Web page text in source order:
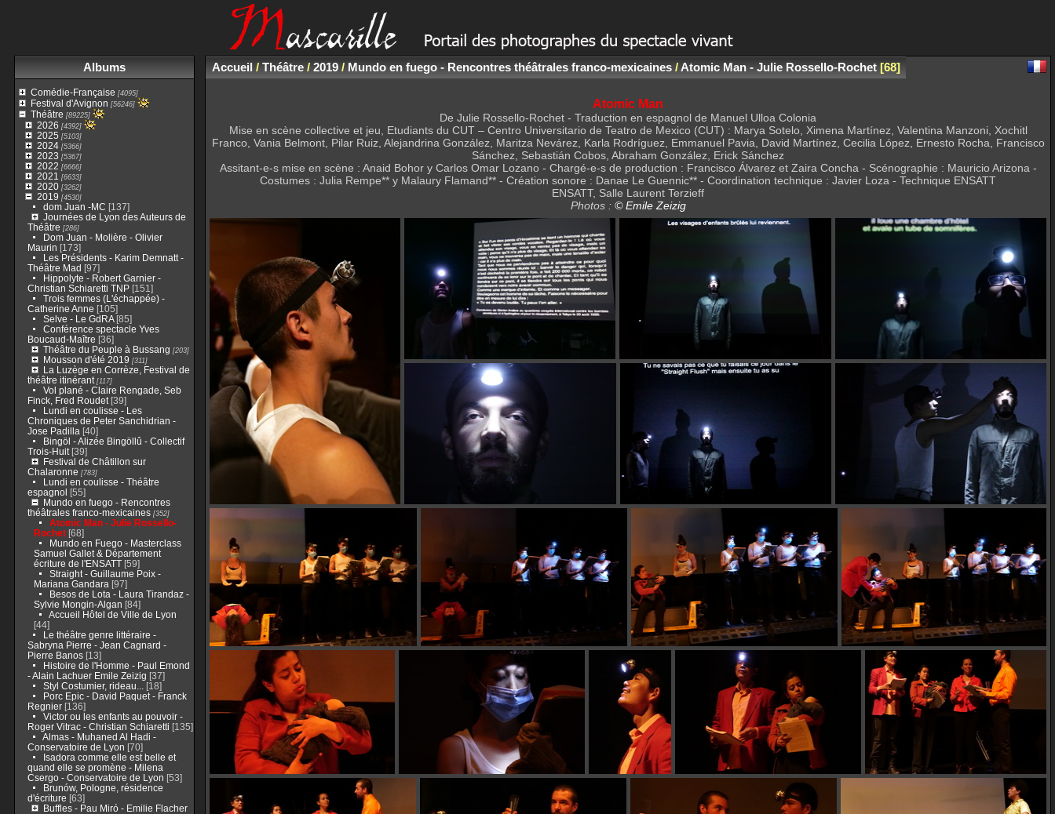
Albums
Comédie-Française [4095]
Festival d'Avignon [56246]
Théâtre [89225]
2026 [4392]
2025 [5103]
2024[5366]
2023 [5367]
2022 [6666]
2021 [6633]
2020[3262]
2019 [4530]
dom Juan -MC [137]
Journées de Lyon des Auteurs de
Théâtre [286]
Dom Juan - Molière - Olivier
Maurin [173]
Les Présidents - Karim Demnatt -
Théâtre Mad [97]
Hippolyte - Robert Garnier -
Christian Schiaretti TNP[151]
Trois femmes (L'échappée) -
Catherine Anne [105]
Selve - Le GdRA[85]
Conférence spectacle Yves
Boucaud-Maître [36]
Théâtre du Peuple à Bussang [203]
Mousson d'été 2019 [311]
La Luzège en Corrèze, Festival de
théâtre itinérant[117]
Vol plané - Claire Rengade, Seb
Finck, Fred Roudet[39]
Lundi en coulisse - Les
Chroniques de Peter Sanchidrian -
Jose Padilla [40]
Bingöl - Alizée Bingöllû - Collectif
Trois-Huit[39]
Festival de Châtillon sur
Chalaronne [783]
Lundi en coulisse - Théâtre
espagnol [55]
Mundo en fuego - Rencontres
théâtrales franco-mexicaines[352]
Atomic Man - Julie Rossello-
Rochet[68]
Mundo en Fuego - Masterclass
Samuel Gallet & Département
écriture de l'ENSATT[59]
Straight - Guillaume Poix -
Mariana Gandara [97]
Besos de Lota - Laura Tirandaz -
Sylvie Mongin-Algan [84]
Accueil Hôtel de Ville de Lyon
[44]
Le théâtre genre littéraire -
Sabryna Pierre - Jean Cagnard -
Pierre Banos[13]
Histoire de l'Homme - Paul Emond
- Alain Lachuer Emile Zeizig [37]
Styl Costumier, rideau...
[18]
Porc Epic - David Paquet - Franck
Regnier[136]
Victor ou les enfants au pouvoir -
Roger Vitrac - Christian Schiaretti [135]
Almas - Muhaned Al Hadi -
Conservatoire de Lyon [70]
Isadora comme elle est belle et
quand elle se promène - Milena
Csergo - Conservatoire de Lyon [53]
Brunów, Pologne, résidence
d'écriture [63]
Buffles - Pau Miró - Emilie Flacher
Accueil/ Théâtre/ 2019/ Mundo en fuego - Rencontres théâtrales franco-mexicaines/Atomic Man - Julie Rossello-Rochet 68
Atomic Man
De Julie Rossello-Rochet - Traduction en espagnol de Manuel Ulloa Colonia
Mise en scène collective et jeu, Etudiants du CUT – Centro Universitario de Teatro de Mexico (CUT) : Marya Sotelo, Ximena Martínez, Valentina Manzoni, Xochitl
Franco, Vania Belmont, Pilar Ruiz, Alejandrina González, Maritza Nevárez, Karla Rodríguez, Emmanuel Pavia, David Martínez, Cecilia López, Ernesto Rocha, Francisco
Sánchez, Sebastián Cobos, Abraham González, Erick Sánchez
Assitant-e-s mise en scène : Anaid Bohor y Carlos Omar Lozano - Chargé-e-s de production : Francisco Álvarez et Zaira Concha - Scénographie : Mauricio Arizona -
Costumes : Julia Rempe** y Malaury Flamand** - Création sonore : Danae Le Guennic** - Coordination technique : Javier Loza - Technique ENSATT
ENSATT, Salle Laurent Terzieff
Photos : © Emile Zeizig